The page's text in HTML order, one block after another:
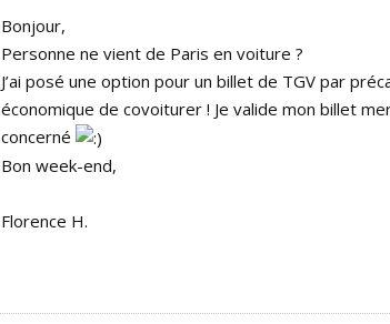
Bonjour,
Personne ne vient de Paris en voiture ?
J’ai posé une option pour un billet de TGV par
économique de covoiturer ! Je valide mon billet
concerné
Bon week-end,
Florence H.